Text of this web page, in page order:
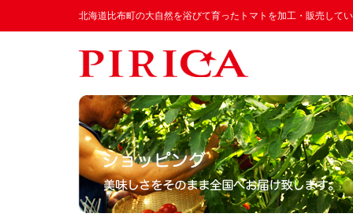
北海道比布町の大自然を浴びて育ったトマトを加工・販売して